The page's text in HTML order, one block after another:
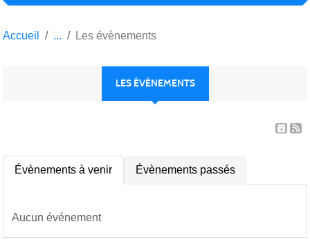
Accueil Les évènements
LES ÉVÈNEMENTS
Évènements à venir Évènements passés
Aucun événement